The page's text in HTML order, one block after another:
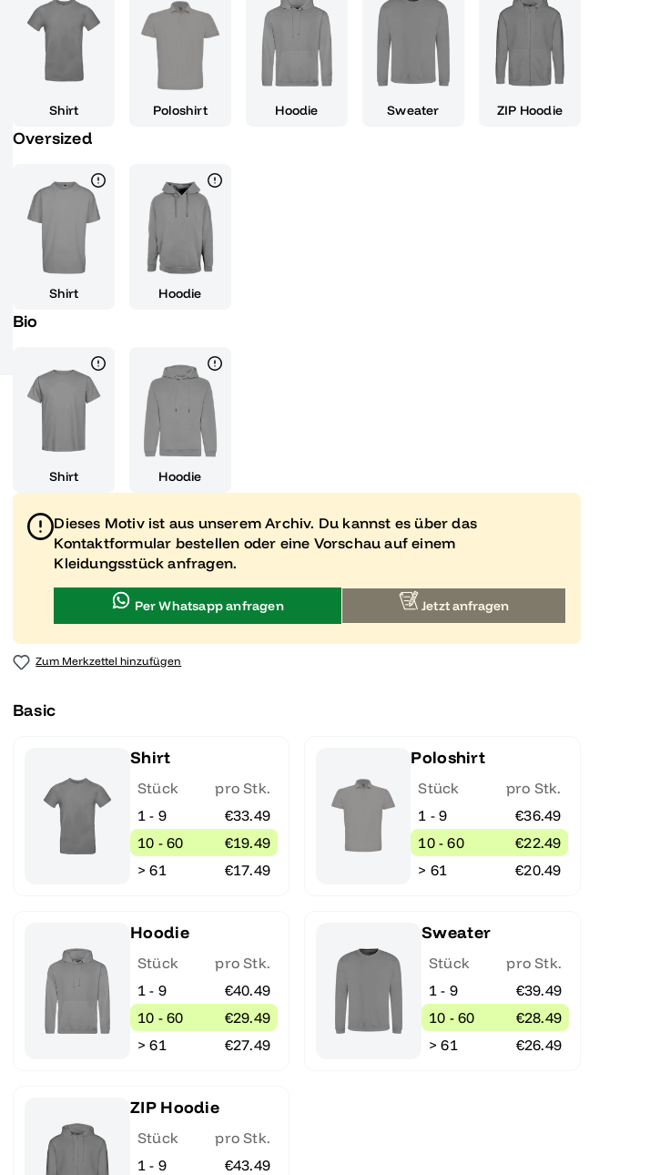
Herausforderung suchst, dieses Produkt erinnert dich täglich daran, dass du
am Beginn eines großartigen Kapitels stehst. Es ist nicht nur ein Ausdruck
deines triumphalen Abschlusses, sondern auch ein kraftvolles Statement
deiner kommenden Eroberungen. Trage oder präsentiere es mit Stolz und
erzähle der Welt, dass du bereit bist, alles zu erobern, was auf dich zukommt.
Freundeskreis zu zeigen, dass du ihren Erfolg und ihren Mut feierst. Lass dich
von diesem Motiv inspirieren und gehe mit Zuversicht deinen Weg in die
Freiheit, denn die Welt gehört jetzt dir!
Shirt Poloshirt Hoodie Sweater ZIP Hoodie
Oversized
Shirt Hoodie
Bio
Shirt Hoodie
Dieses Motiv ist aus unserem Archiv. Du kannst es über das
Kontaktformular bestellen oder eine Vorschau auf einem
Kleidungsstück anfragen.
Per Whatsapp anfragen Jetzt anfragen
Zum Merkzettel hinzufügen
Basic
Shirt
Stück
pro Stk.
1 - 9
€33.49
10 - 60
€19.49
> 61
€17.49
Poloshirt
Stück
pro Stk.
1 - 9
€36.49
10 - 60
€22.49
> 61
€20.49
Hoodie
Stück
pro Stk.
1 - 9
€40.49
10 - 60
€29.49
> 61
€27.49
Sweater
Stück
pro Stk.
1 - 9
€39.49
10 - 60
€28.49
> 61
€26.49
ZIP Hoodie
Stück
pro Stk.
1 - 9
€43.49